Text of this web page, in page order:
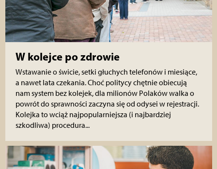
W kolejce po zdrowie
Wstawanie o świcie, setki głuchych telefonów i miesiące,
a nawet lata czekania. Choć politycy chętnie obiecują
nam system bez kolejek, dla milionów Polaków walka o
powrót do sprawności zaczyna się od odysei w rejestracji.
Kolejka to wciąż najpopularniejsza (i najbardziej
szkodliwa) procedura...